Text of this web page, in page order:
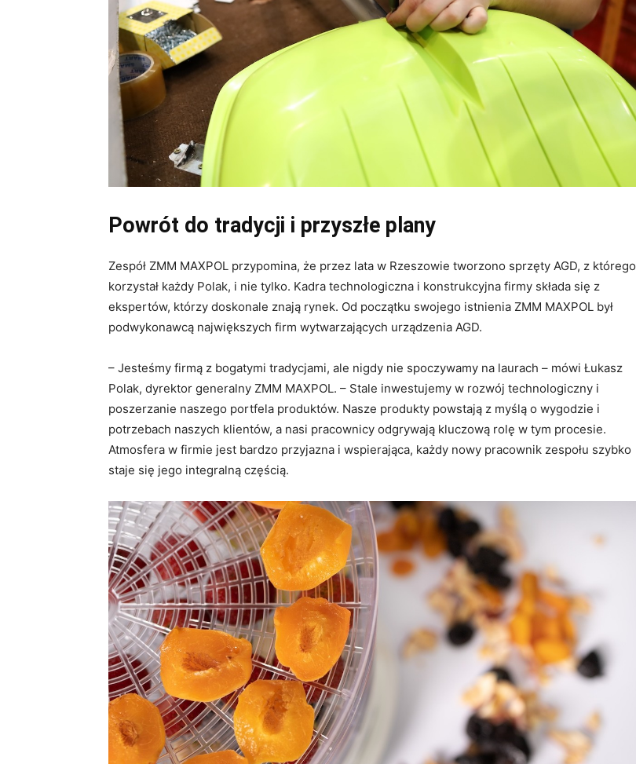
Powrót do tradycji i przyszłe plany
Zespół ZMM MAXPOL przypomina, że przez lata w Rzeszowie tworzono sprzęty AGD, z którego
korzystał każdy Polak, i nie tylko. Kadra technologiczna i konstrukcyjna firmy składa się z
ekspertów, którzy doskonale znają rynek. Od początku swojego istnienia ZMM MAXPOL był
podwykonawcą największych firm wytwarzających urządzenia AGD.
– Jesteśmy firmą z bogatymi tradycjami, ale nigdy nie spoczywamy na laurach – mówi Łukasz
Polak, dyrektor generalny ZMM MAXPOL. – Stale inwestujemy w rozwój technologiczny i
poszerzanie naszego portfela produktów. Nasze produkty powstają z myślą o wygodzie i
potrzebach naszych klientów, a nasi pracownicy odgrywają kluczową rolę w tym procesie.
Atmosfera w firmie jest bardzo przyjazna i wspierająca, każdy nowy pracownik zespołu szybko
staje się jego integralną częścią.